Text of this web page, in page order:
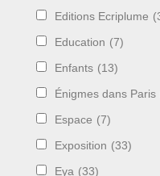
Editions Ecriplume
Education (7)
Enfants (13)
Énigmes dans Paris
Espace (7)
Exposition (33)
Eya (33)